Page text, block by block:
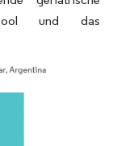
und das